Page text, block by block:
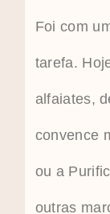
Foi com
tarefa.
alfaiates,
convence
ou a
outras